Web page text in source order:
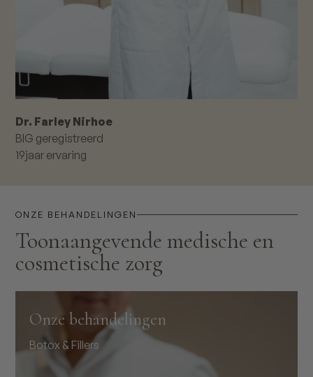
Dr. Farley Nirhoe
BIG geregistreerd
19jaar ervaring
ONZE BEHANDELINGEN
Toonaangevende medische en
cosmetische zorg
Onze behandelingen
Botox & Fillers